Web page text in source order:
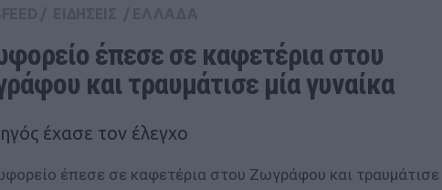
έπεσε σε καφετέρια στου
και τραυμάτισε μία γυναίκα
έχασε τον έλεγχο